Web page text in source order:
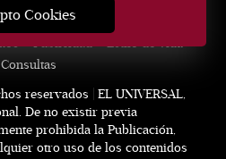
Cookies
Quiénes somos
Publicidad
Estilo de vida
Consultas
reservados | EL UNIVERSAL,
De no existir previa
prohibida la Publicación,
otro uso de los contenidos